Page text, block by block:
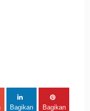
Bagikan
Bagikan